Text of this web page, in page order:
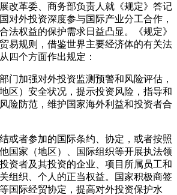
革委、商务部负责人就《规定》答记
对外投资深度参与国际产业分工合作，
法权益的保护需求日益凸显。《规定》
易规则，借鉴世界主要经济体的有关法
四个方面作出规定：
加强对外投资监测预警和风险评估，
区）安全状况，提示投资风险，指导和
险防范，维护国家海外利益和投资者合
者参加的国际条约、协定，或者按照
国家（地区）、国际组织等开展执法领
资者及其投资的企业、项目所属员工和
组织、个人的正当权益。国家积极商签
国际经贸协定，提高对外投资保护水